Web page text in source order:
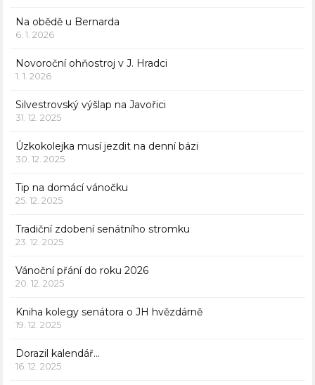
Na obědě u Bernarda
6. 1. 2026
Novoroční ohňostroj v J. Hradci
1. 1. 2026
Silvestrovský výšlap na Javořici
31. 12. 2025
Úzkokolejka musí jezdit na denní bázi
30. 12. 2025
Tip na domácí vánočku
25. 12. 2025
Tradiční zdobení senátního stromku
23. 12. 2025
Vánoční přání do roku 2026
20. 12. 2025
Kniha kolegy senátora o JH hvězdárně
19. 12. 2025
Dorazil kalendář…
16. 12. 2025